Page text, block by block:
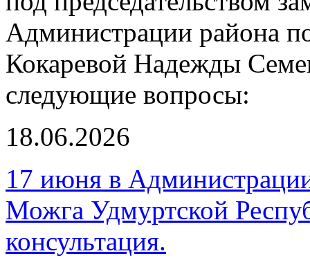
Администрации района
Кокаревой Надежды
следующие вопросы:
18.06.2026
17 июня в
Можга Удмуртской
консультация.